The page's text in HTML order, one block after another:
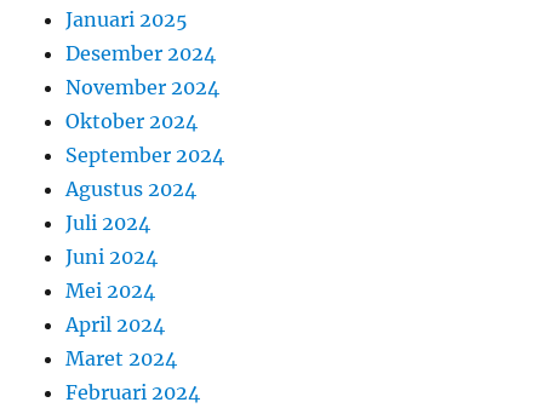
Januari 2025
Desember 2024
November 2024
Oktober 2024
September 2024
Agustus 2024
Juli 2024
Juni 2024
Mei 2024
April 2024
Maret 2024
Februari 2024